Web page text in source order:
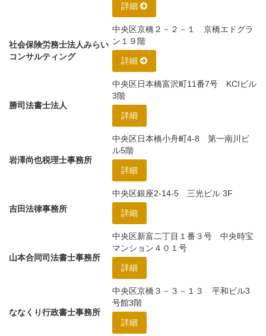
詳細
社会保険労務士法人みらい
コンサルティング
中央区京橋２－２－１ 京橋エドグラ
ン１９階
詳細
勝司法書士法人
中央区日本橋富沢町11番7号 KCIビル
3階
詳細
岩澤尚也税理士事務所
中央区日本橋小舟町4-8 第一南川ビ
ル5階
詳細
吉田法律事務所
中央区銀座2-14-5 三光ビル 3F
詳細
山本合同司法書士事務所
中央区新富二丁目１番３号 中央時宝
マンション４０１号
詳細
ななくり行政書士事務所
中央区京橋３－３－１３ 平和ビル3
号館3階
詳細